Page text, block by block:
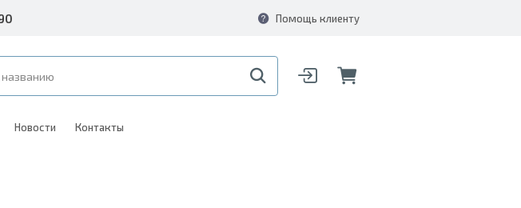
Помощь клиенту
Новости Контакты